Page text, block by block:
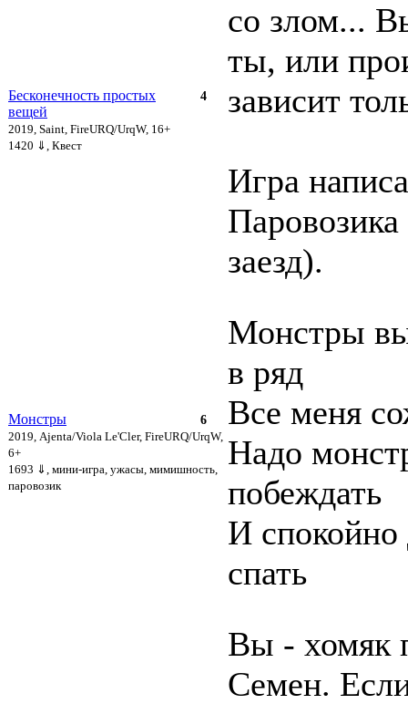
4
Бесконечность простых
вещей
2019, Saint, FireURQ/UrqW, 16+
1420 ⇓ , Квест
со злом...
ты, или
зависит
Игра
заезд).
6
Монстры
2019, Ajenta/Viola Le'Cler, FireURQ/UrqW,
6+
1693 ⇓ , мини-игра, ужасы, мимишность,
паровозик
Монстры
в ряд
Все меня
Надо
побеждать
И
спать
Вы - хомяк
Семен.